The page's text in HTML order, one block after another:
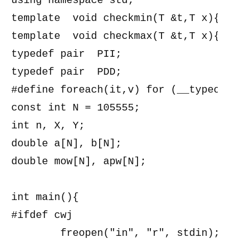
template
void checkmin(T &t,T
template
void checkmax(T &t,T
typedef pair
PII;
typedef pair
PDD;
#define foreach(it,v) for
const int N = 105555;
int n, X, Y;
double a[N], b[N];
double mow[N], apw[N];
int main(){
#ifdef cwj